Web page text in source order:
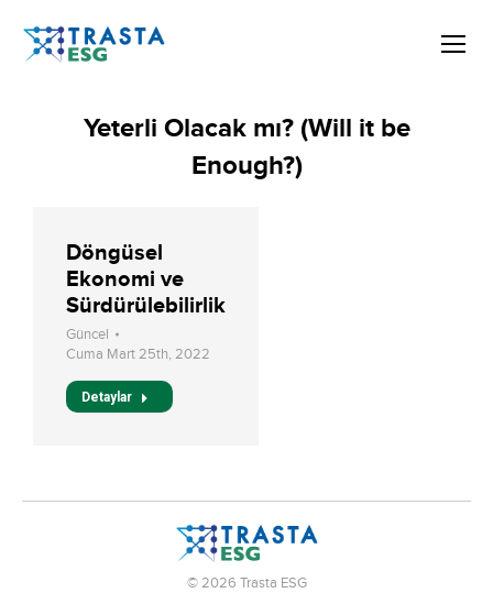
Yeterli Olacak mı? (Will it be
Enough?)
Döngüsel
Ekonomi ve
Sürdürülebilirlik
Güncel
Cuma Mart 25th, 2022
Detaylar
© 2026 Trasta ESG